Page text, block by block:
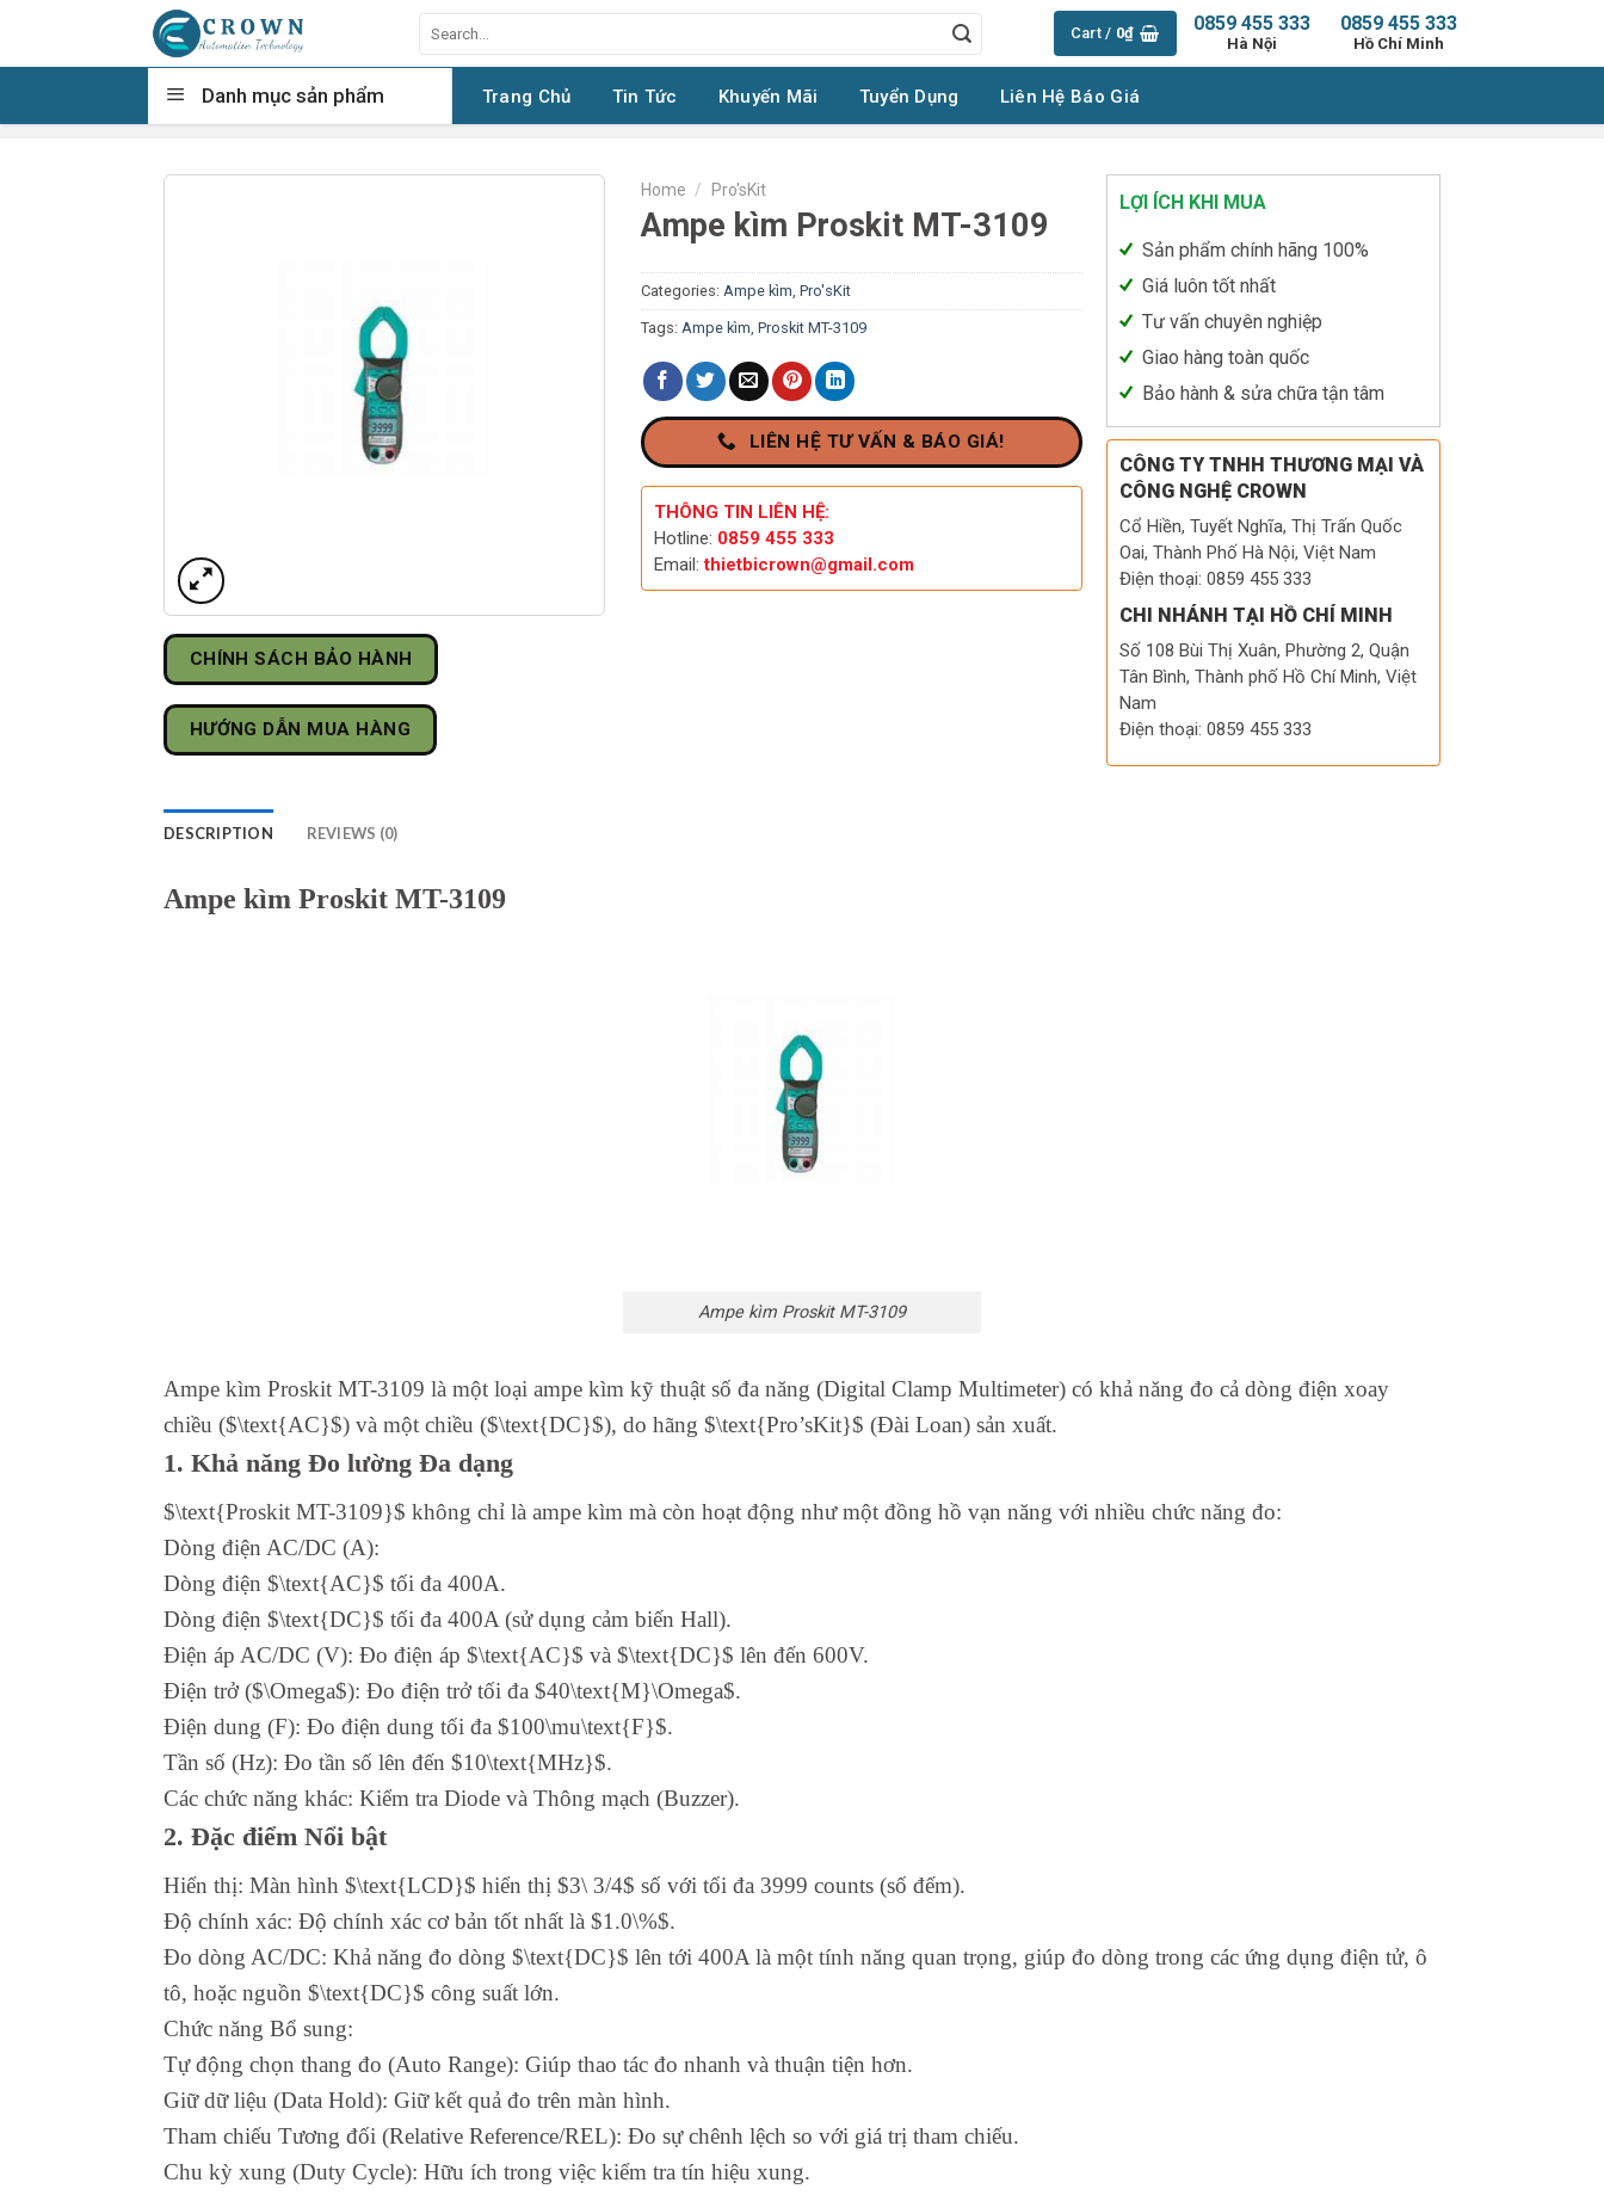
content
for:
Cart / 0₫ 0859 455 333
Hồ Chí Minh
0859 455 333
Hà Nội
Danh mục sản phẩm Trang Chủ Tin Tức Khuyến Mãi Tuyển Dụng Liên Hệ Báo Giá
CHÍNH SÁCH BẢO HÀNH
HƯỚNG DẪN MUA HÀNG
Home / Pro'sKit
Ampe kìm Proskit MT-3109
Categories: Ampe kìm ,Pro'sKit
Tags: Ampe kìm ,Proskit MT-3109
LIÊN HỆ TƯ VẤN & BÁO GIÁ!
THÔNG TIN LIÊN HỆ:
Hotline: 0859 455 333
Email:thietbicrown@gmail.com
LỢI ÍCH KHI MUA
Sản phẩm chính hãng 100%
Giá luôn tốt nhất
Tư vấn chuyên nghiệp
Giao hàng toàn quốc
Bảo hành & sửa chữa tận tâm
CÔNG TY TNHH THƯƠNG MẠI VÀ
CÔNG NGHỆ CROWN
Cổ Hiền, Tuyết Nghĩa, Thị Trấn Quốc
Oai, Thành Phố Hà Nội, Việt Nam
Điện thoại: 0859 455 333
CHI NHÁNH TẠI HỒ CHÍ MINH
Số 108 Bùi Thị Xuân, Phường 2, Quận
Tân Bình, Thành phố Hồ Chí Minh, Việt
Nam
Điện thoại: 0859 455 333
DESCRIPTION REVIEWS (0)
Ampe kìm Proskit MT-3109
Ampe kìm Proskit MT-3109
Ampe kìm Proskit MT-3109 là một loại ampe kìm kỹ thuật số đa năng (Digital Clamp Multimeter) có khả năng đo cả dòng điện xoay
chiều ($\text{AC}$) và một chiều ($\text{DC}$), do hãng $\text{Pro’sKit}$ (Đài Loan) sản xuất.
1. Khả năng Đo lường Đa dạng
$\text{Proskit MT-3109}$ không chỉ là ampe kìm mà còn hoạt động như một đồng hồ vạn năng với nhiều chức năng đo:
Dòng điện AC/DC (A):
Dòng điện $\text{AC}$ tối đa 400A.
Dòng điện $\text{DC}$ tối đa 400A (sử dụng cảm biến Hall).
Điện áp AC/DC (V): Đo điện áp $\text{AC}$ và $\text{DC}$ lên đến 600V.
Điện trở ($\Omega$): Đo điện trở tối đa $40\text{M}\Omega$.
Điện dung (F): Đo điện dung tối đa $100\mu\text{F}$.
Tần số (Hz): Đo tần số lên đến $10\text{MHz}$.
Các chức năng khác: Kiểm tra Diode và Thông mạch (Buzzer).
2. Đặc điểm Nổi bật
Hiển thị: Màn hình $\text{LCD}$ hiển thị $3\ 3/4$ số với tối đa 3999 counts (số đếm).
Độ chính xác: Độ chính xác cơ bản tốt nhất là $1.0\%$.
Đo dòng AC/DC: Khả năng đo dòng $\text{DC}$ lên tới 400A là một tính năng quan trọng, giúp đo dòng trong các ứng dụng điện tử, ô
tô, hoặc nguồn $\text{DC}$ công suất lớn.
Chức năng Bổ sung:
Tự động chọn thang đo (Auto Range): Giúp thao tác đo nhanh và thuận tiện hơn.
Giữ dữ liệu (Data Hold): Giữ kết quả đo trên màn hình.
Tham chiếu Tương đối (Relative Reference/REL): Đo sự chênh lệch so với giá trị tham chiếu.
Chu kỳ xung (Duty Cycle): Hữu ích trong việc kiểm tra tín hiệu xung.